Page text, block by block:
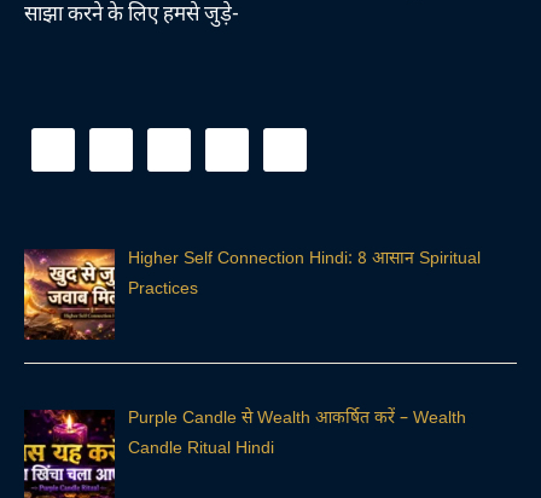
साझा करने के लिए हमसे जुड़े-
Higher Self Connection Hindi: 8 आसान Spiritual
Practices
Purple Candle से Wealth आकर्षित करें – Wealth
Candle Ritual Hindi